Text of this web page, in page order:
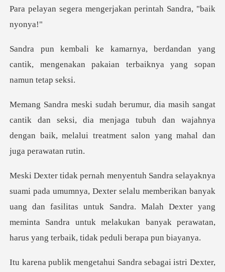
engerjakan perintah S
dan yang
cantik, mengenakan pakaian te
dan seksi, dia menjaga tubuh dan wajahnya
dengan baik, me
u memberikan banyak
uang dan fasilitas untuk Sandra. Malah Dexter yang
meminta Sandra
exter,